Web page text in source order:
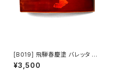
[B019] 飛騨春慶塗 バレッタ 中
（茶・銀箔）
¥3,500